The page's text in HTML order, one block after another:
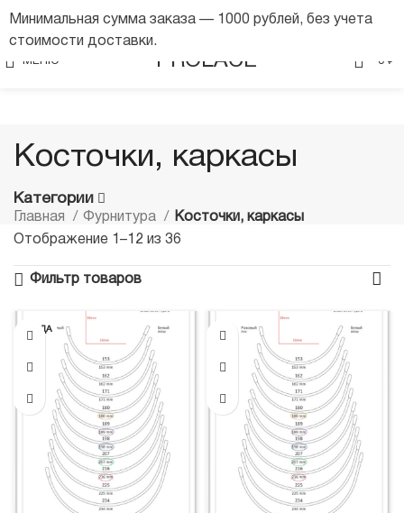
МЕНЮ PROLACE 0 ₽
Косточки, каркасы
Категории
Главная Фурнитура
Косточки, каркасы
Отображение 1–12 из 36
Фильтр товаров
ПРОДА
НО
Минимальная сумма заказа — 1000 рублей, без учета
стоимости доставки.